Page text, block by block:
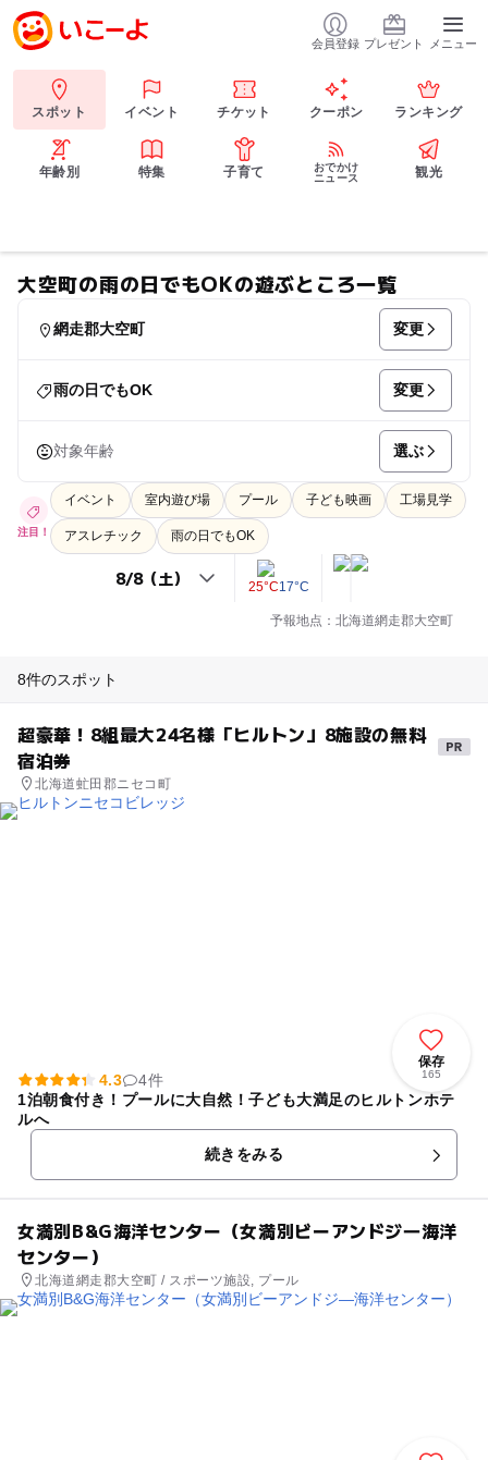
会員登録 プレゼント メニュー
スポット イベント チケット クーポン ランキング
年齢別 特集 子育て
おでかけ
ニュース
観光
大空町の雨の日でもOKの遊ぶところ一覧
網走郡大空町 変更
雨の日でもOK 変更
対象年齢 選ぶ
注目！
イベント 室内遊び場 プール 子ども映画 工場見学
アスレチック 雨の日でもOK
25°C17°C
予報地点：北海道網走郡大空町
8件のスポット
超豪華！8組最大24名様「ヒルトン」8施設の無料
宿泊券
北海道虻田郡ニセコ町
保存
165
4.3
4件
1泊朝食付き！プールに大自然！子ども大満足のヒルトンホテ
ルへ
続きをみる
女満別B&G海洋センター（女満別ビーアンドジ―海洋
センター）
北海道網走郡大空町 / スポーツ施設, プール